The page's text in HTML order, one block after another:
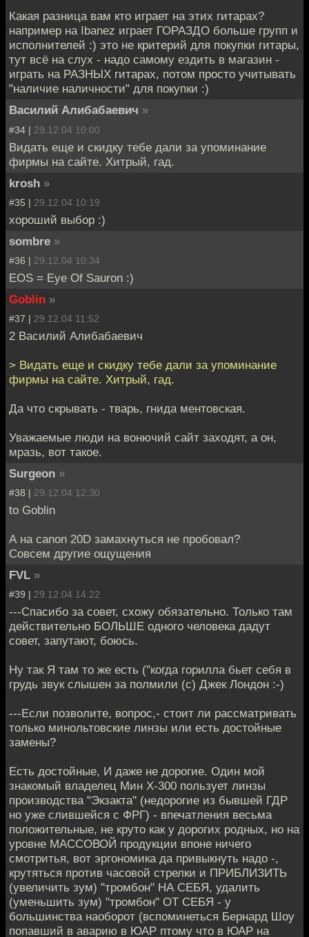
Какая разница вам кто играет на этих гитарах?
например на Ibanez играет ГОРАЗДО больше групп и
исполнителей :) это не критерий для покупки гитары,
тут всё на слух - надо самому ездить в магазин -
играть на РАЗНЫХ гитарах, потом просто учитывать
"наличие наличности" для покупки :)
Василий Алибабаевич »
#34 | 29.12.04 10:00
Видать еще и скидку тебе дали за упоминание
фирмы на сайте. Хитрый, гад.
krosh »
#35 | 29.12.04 10:19
хороший выбор :)
sombre »
#36 | 29.12.04 10:34
EOS = Eye Of Sauron :)
Goblin »
#37 | 29.12.04 11:52
2 Василий Алибабаевич
> Видать еще и скидку тебе дали за упоминание
фирмы на сайте. Хитрый, гад.
Да что скрывать - тварь, гнида ментовская.
Уважаемые люди на вонючий сайт заходят, а он,
мразь, вот такое.
Surgeon »
#38 | 29.12.04 12:30
to Goblin
А на canon 20D замахнуться не пробовал?
Совсем другие ощущения
FVL »
#39 | 29.12.04 14:22
---Спасибо за совет, схожу обязательно. Только там
действительно БОЛЬШЕ одного человека дадут
совет, запутают, боюсь.
Ну так Я там то же есть ("когда горилла бьет себя в
грудь звук слышен за полмили (с) Джек Лондон :-)
---Если позволите, вопрос,- стоит ли рассматривать
только минольтовские линзы или есть достойные
замены?
Есть достойные, И даже не дорогие. Один мой
знакомый владелец Мин Х-300 пользует линзы
производства "Экзакта" (недорогие из бывшей ГДР
но уже слившейся с ФРГ) - впечатления весьма
положительные, не круто как у дорогих родных, но на
уровне МАССОВОЙ продукции впоне ничего
смотритья, вот эргономика да привыкнуть надо -,
крутяться против часовой стрелки и ПРИБЛИЗИТЬ
(увеличить зум) "тромбон" НА СЕБЯ, удалить
(уменьшить зум) "тромбон" ОТ СЕБЯ - у
большинства наоборот (вспоминеться Бернард Шоу
попавший в аварию в ЮАР птому что в ЮАР на